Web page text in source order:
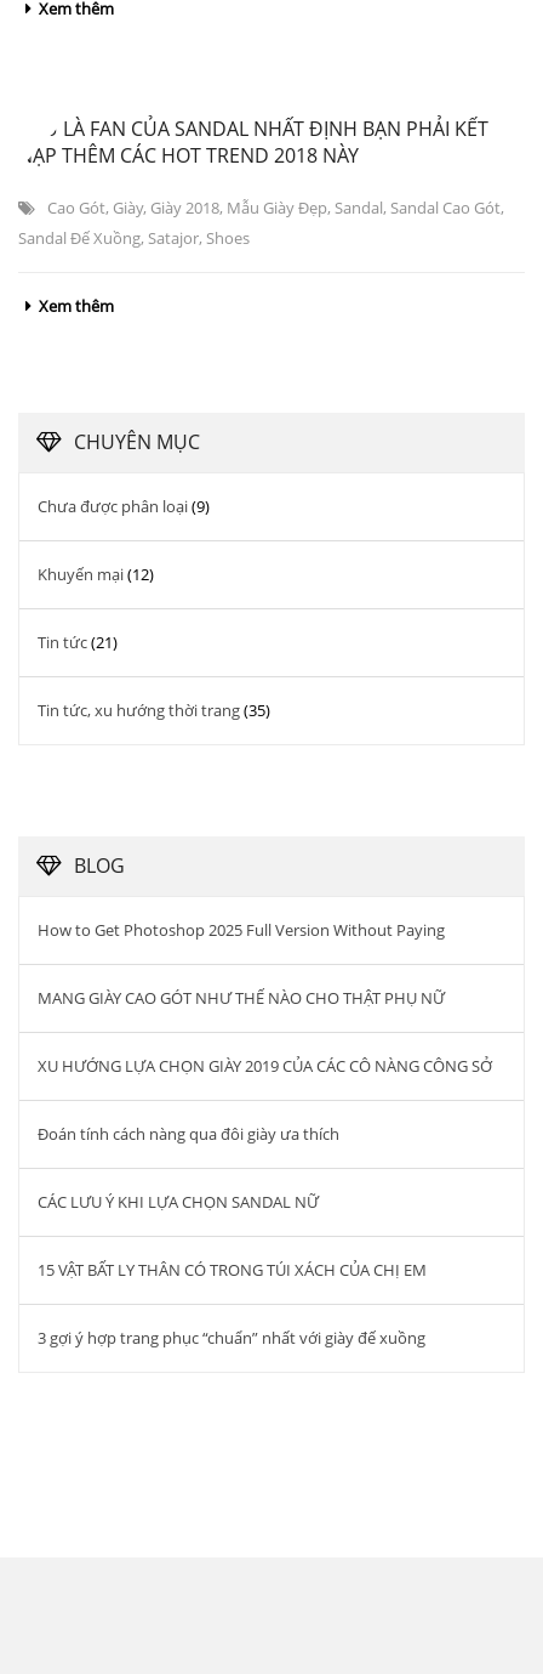
Xem thêm
NẾU LÀ FAN CỦA SANDAL NHẤT ĐỊNH BẠN PHẢI KẾT
NẠP THÊM CÁC HOT TREND 2018 NÀY
Cao Gót, Giày, Giày 2018, Mẫu Giày Đẹp, Sandal, Sandal Cao Gót,
Sandal Đế Xuồng, Satajor, Shoes
Xem thêm
CHUYÊN MỤC
Chưa được phân loại(9)
Khuyến mại(12)
Tin tức(21)
Tin tức, xu hướng thời trang(35)
BLOG
How to Get Photoshop 2025 Full Version Without Paying
MANG GIÀY CAO GÓT NHƯ THẾ NÀO CHO THẬT PHỤ NỮ
XU HƯỚNG LỰA CHỌN GIÀY 2019 CỦA CÁC CÔ NÀNG CÔNG SỞ
Đoán tính cách nàng qua đôi giày ưa thích
CÁC LƯU Ý KHI LỰA CHỌN SANDAL NỮ
15 VẬT BẤT LY THÂN CÓ TRONG TÚI XÁCH CỦA CHỊ EM
3 gợi ý hợp trang phục “chuẩn” nhất với giày đế xuồng